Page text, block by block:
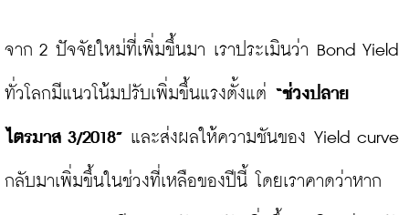
จาก 2 ปัจจัยใหม่ที่เพิ่มขึ้นมา เราประเมินว่า Bond Yield
ทั่วโลกมีแนวโน้มปรับเพิ่มขึ้นแรงตั้งแต่ “ช่วงปลาย
ไตรมาส 3/2018” และส่งผลให้ความชันของ Yield curve
กลับมาเพิ่มขึ้นในช่วงที่เหลือของปีนี้ โดยเราคาดว่าหาก